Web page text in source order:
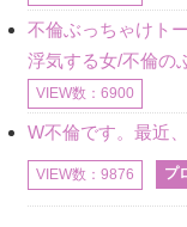
浮気する女/不倫の
VIEW数：6900
VIEW数：9876 プ